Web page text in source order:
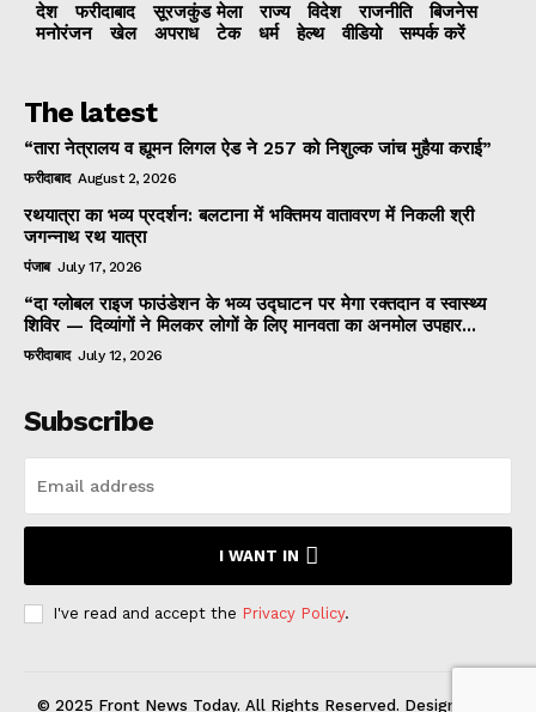
देश फरीदाबाद सूरजकुंड मेला राज्‍य विदेश राजनीति
बिजनेस
मनोरंजन
खेल अपराध टेक धर्म हेल्थ वीडियो सम्पर्क करें
The latest
“तारा नेत्रालय व ह्यूमन लिगल ऐड ने 257 को निशुल्क जांच मुहैया कराई”
फरीदाबाद August 2, 2026
रथयात्रा का भव्य प्रदर्शन: बलटाना में भक्तिमय वातावरण में निकली श्री
जगन्नाथ रथ यात्रा
पंजाब July 17, 2026
“दा ग्लोबल राइज फाउंडेशन के भव्य उद्घाटन पर मेगा रक्तदान व स्वास्थ्य
शिविर — दिव्यांगों ने मिलकर लोगों के लिए मानवता का अनमोल उपहार...
फरीदाबाद July 12, 2026
Subscribe
I WANT IN
I've read and accept the Privacy Policy.
© 2025 Front News Today. All Rights Reserved. Designed by